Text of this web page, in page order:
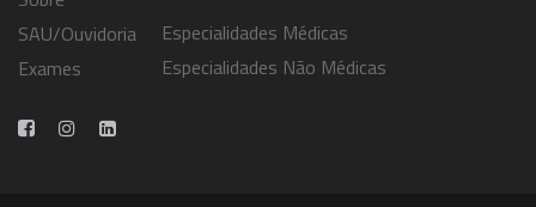
SAU/Ouvidoria
Exames
Especialidades Médicas
Especialidades Não Médicas